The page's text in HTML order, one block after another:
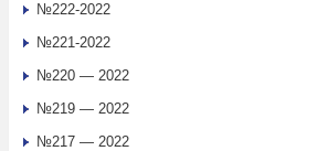
№222-2022
№221-2022
№220 — 2022
№219 — 2022
№217 — 2022